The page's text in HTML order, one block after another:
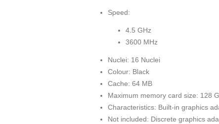
Speed:
4.5 GHz
3600 MHz
Nuclei: 16 Nuclei
Colour: Black
Cache: 64 MB
Maximum memory card size: 128
Characteristics: Built-in graphics
Not included: Discrete graphics